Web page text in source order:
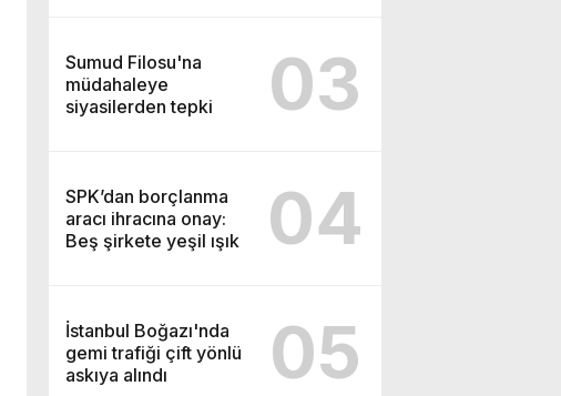
Sumud Filosu'na
müdahaleye
siyasilerden tepki
03
SPK’dan borçlanma
aracı ihracına onay:
Beş şirkete yeşil ışık
04
İstanbul Boğazı'nda
gemi trafiği çift yönlü
askıya alındı
05